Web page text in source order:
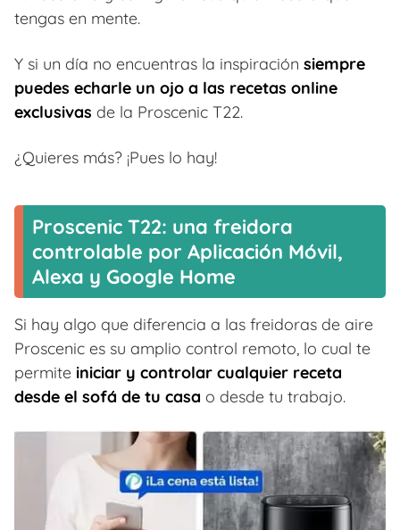
tengas en mente.
Y si un día no encuentras la inspiración siempre
puedes echarle un ojo a las recetas online
exclusivas de la Proscenic T22.
¿Quieres más? ¡Pues lo hay!
Proscenic T22: una freidora
controlable por Aplicación Móvil,
Alexa y Google Home
Si hay algo que diferencia a las freidoras de aire
Proscenic es su amplio control remoto, lo cual te
permite iniciar y controlar cualquier receta
desde el sofá de tu casa o desde tu trabajo.